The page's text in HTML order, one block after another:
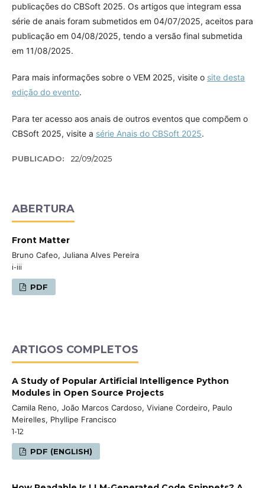
publicações do CBSoft 2025. Os artigos que integram essa
série de anais foram submetidos em 04/07/2025, aceitos para
publicação em 04/08/2025, tendo a versão final submetida
em 11/08/2025.
Para mais informações sobre o VEM 2025, visite o site desta
edição do evento.
Para ter acesso aos anais de outros eventos que compõem o
CBSoft 2025, visite a série Anais do CBSoft 2025.
PUBLICADO: 22/09/2025
ABERTURA
Front Matter
Bruno Cafeo, Juliana Alves Pereira
i-iii
PDF
ARTIGOS COMPLETOS
A Study of Popular Artificial Intelligence Python
Modules in Open Source Projects
Camila Reno, João Marcos Cardoso, Viviane Cordeiro, Paulo
Meirelles, Phyllipe Francisco
1-12
PDF (ENGLISH)